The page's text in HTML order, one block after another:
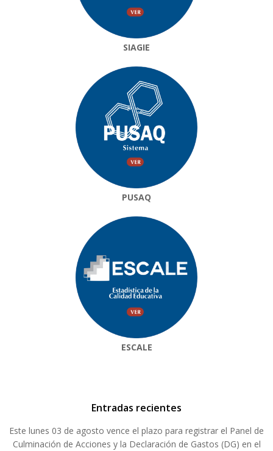
SIAGIE
PUSAQ
ESCALE
Entradas recientes
Este lunes 03 de agosto vence el plazo para registrar el Panel de
Culminación de Acciones y la Declaración de Gastos (DG) en el